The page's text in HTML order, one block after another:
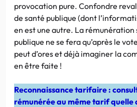
provocation pure. Confondre
de santé publique (dont
en est une autre. La
publique ne se fera qu’après le
peut d’ores et déjà imaginer la
en être faite !
Reconnaissance tarifaire :
rémunérée au même tarif quelle